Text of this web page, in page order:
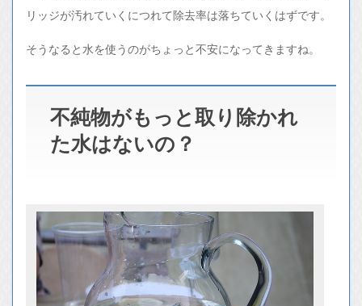
リッジが汚れていくにつれて除去率は落ちていくはずです。
そうなると水を使うのがちょっと不安になってきますね。
不純物がもっと取り除かれ
た水はないの？